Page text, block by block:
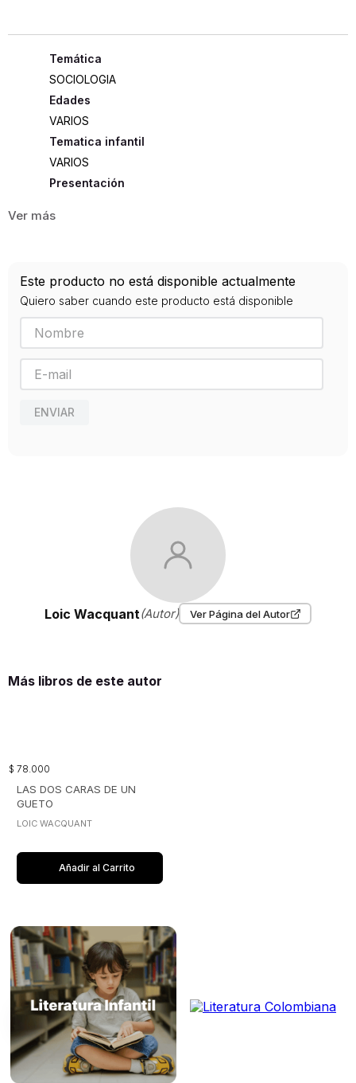
SOCIOLOGIA
Edades
VARIOS
Tematica infantil
VARIOS
Presentación
9789875001466
Editorial
MANANTIAL
Año de publicación
2010
Este producto no está disponible actualmente
Quiero saber cuando este producto está disponible
ENVIAR
Loic Wacquant(Autor) Ver Página del Autor
Más libros de este autor
$ 78.000
LAS DOS CARAS DE UN
GUETO
LOIC WACQUANT
Añadir al Carrito